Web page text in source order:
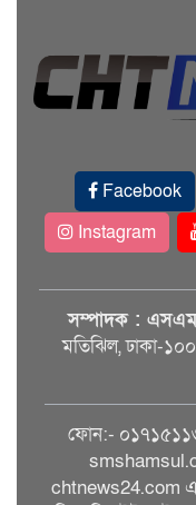
Facebook
Instagram
সম্পাদক :
মতিঝিল, ঢাকা-
ফোন:-
chtnews24.com এ